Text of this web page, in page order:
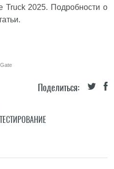
Truck 2025. Подробности о
Поделиться:
ТЕСТИРОВАНИЕ